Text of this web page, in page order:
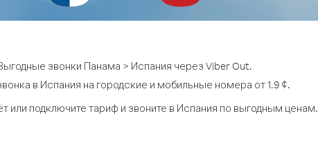
звонки Панама > Испания через Viber Out.
в Испания на городские и мобильные номера от 1.9 ¢.
или подключите тариф и звоните в Испания по выгодным ценам.